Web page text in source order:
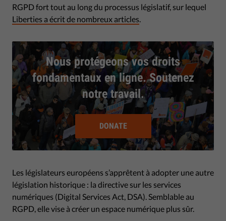
RGPD fort tout au long du processus législatif, sur lequel
Liberties a écrit de nombreux articles.
Nous protégeons vos droits
fondamentaux en ligne. Soutenez
notre travail.
DONATE
Les législateurs européens s’apprêtent à adopter une autre
législation historique : la directive sur les services
numériques (Digital Services Act, DSA). Semblable au
RGPD, elle vise à créer un espace numérique plus sûr.